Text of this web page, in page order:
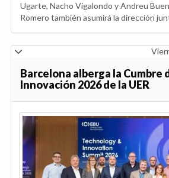
Ugarte, Nacho Vigalondo y Andreu
Romero también asumirá la dirección
Barcelona alberga la Cumbre
Innovación 2026 de la UER